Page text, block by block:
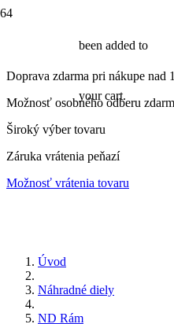
been added to
your cart.
Doprava zdarma pri nákupe nad
Možnosť osobného odberu
Široký výber tovaru
Záruka vrátenia peňazí
Možnosť vrátenia tovaru
Úvod
Náhradné diely
ND Rám